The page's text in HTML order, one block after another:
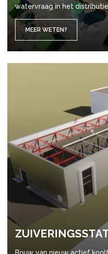
watervraag in het
MEER WETEN?